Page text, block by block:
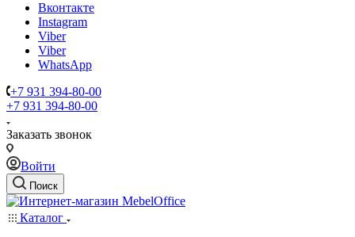
Вконтакте
Instagram
Viber
Viber
WhatsApp
+7 931 394-80-00
+7 931 394-80-00
Заказать звонок
Войти
Поиск
Каталог